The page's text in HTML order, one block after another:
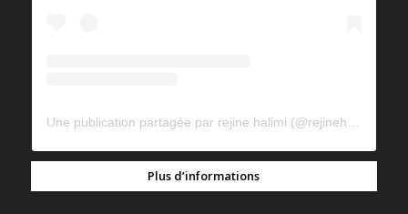
Plus d’informations